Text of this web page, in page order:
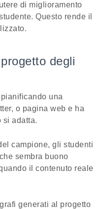
di miglioramento
Questo rende il
degli
una
o pagina web e ha
si adatta.
campione, gli studenti
sembra buono
il contenuto reale
generati al progetto